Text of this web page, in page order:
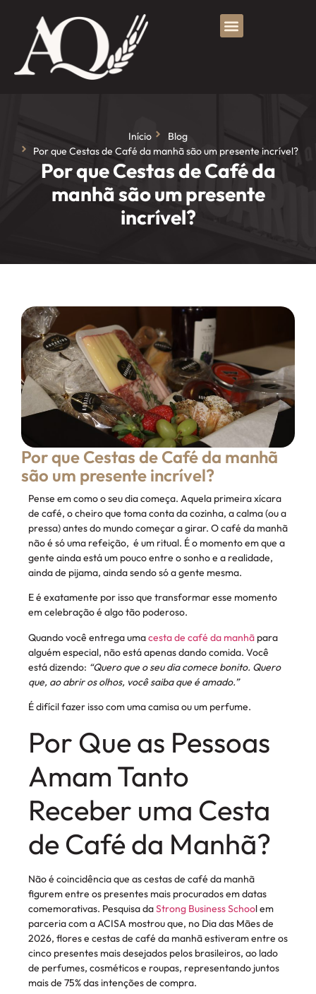
Início
Blog
Por que Cestas de Café da manhã são um presente incrível?
Por que Cestas de Café da
manhã são um presente
incrível?
Por que Cestas de Café da manhã
são um presente incrível?
Pense em como o seu dia começa. Aquela primeira xícara
de café, o cheiro que toma conta da cozinha, a calma (ou a
pressa) antes do mundo começar a girar. O café da manhã
não é só uma refeição, é um ritual. É o momento em que a
gente ainda está um pouco entre o sonho e a realidade,
ainda de pijama, ainda sendo só a gente mesma.
E é exatamente por isso que transformar esse momento
em celebração é algo tão poderoso.
Quando você entrega umacesta de café da manhã para
alguém especial, não está apenas dando comida. Você
está dizendo: “Quero que o seu dia comece bonito. Quero
que, ao abrir os olhos, você saiba que é amado.”
É difícil fazer isso com uma camisa ou um perfume.
Por Que as Pessoas
Amam Tanto
Receber uma Cesta
de Café da Manhã?
Não é coincidência que as cestas de café da manhã
figurem entre os presentes mais procurados em datas
comemorativas. Pesquisa daStrong Business School em
parceria com a ACISA mostrou que, no Dia das Mães de
2026, flores e cestas de café da manhã estiveram entre os
cinco presentes mais desejados pelos brasileiros, ao lado
de perfumes, cosméticos e roupas, representando juntos
mais de 75% das intenções de compra.